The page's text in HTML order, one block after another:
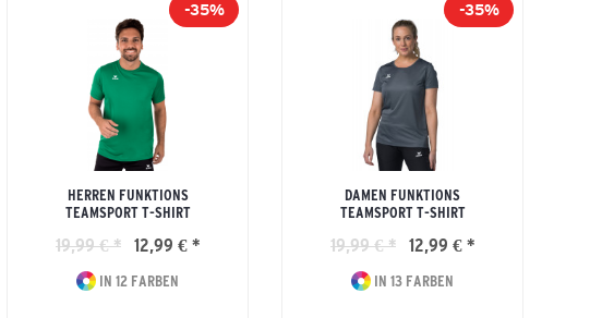
-35%
HERREN FUNKTIONS
TEAMSPORT T-SHIRT
19,99 € * 12,99 € *
IN 12 FARBEN
-35%
DAMEN FUNKTIONS
TEAMSPORT T-SHIRT
19,99 € * 12,99 € *
IN 13 FARBEN